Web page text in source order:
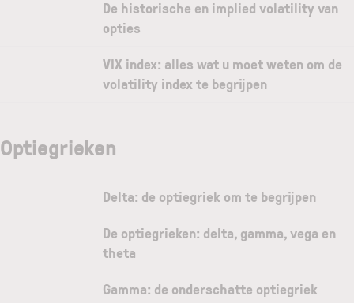
De historische en implied volatility van
opties
VIX index: alles wat u moet weten om de
volatility index te begrijpen
Optiegrieken
Delta: de optiegriek om te begrijpen
De optiegrieken: delta, gamma, vega en
theta
Gamma: de onderschatte optiegriek